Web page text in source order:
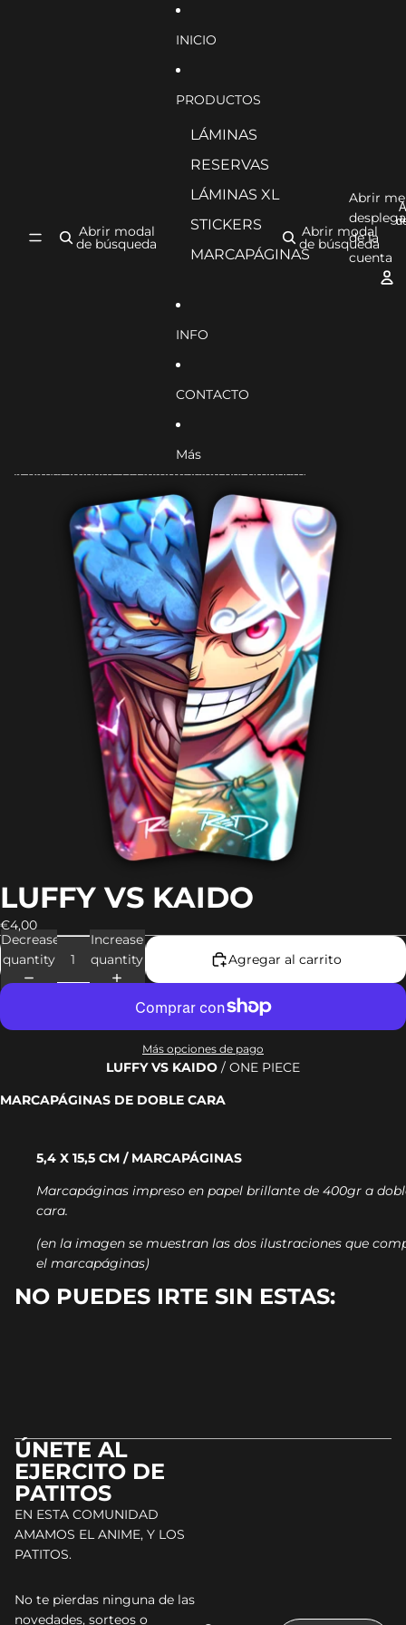
Abrir modal
de búsqueda
INICIO
PRODUCTOS
LÁMINAS
RESERVAS
LÁMINAS XL
STICKERS
MARCAPÁGINAS
INFO
CONTACTO
Más
Abrir modal
de búsqueda
Abrir
de la
cuenta
Ir directamente a la información del producto
LUFFY VS KAIDO
€4,00
Decrease
quantity
Increase
quantity
Agregar al carrito
Más opciones de pago
LUFFY VS KAIDO / ONE PIECE
MARCAPÁGINAS DE DOBLE CARA
5,4 X 15,5 CM / MARCAPÁGINAS
Marcapáginas impreso en papel brillante de 400gr a
cara.
(en la imagen se muestran las dos ilustraciones que
el marcapáginas)
NO PUEDES IRTE SIN ESTAS:
ÚNETE AL
EJERCITO DE
PATITOS
EN ESTA COMUNIDAD
AMAMOS EL ANIME, Y LOS
PATITOS.
No te pierdas ninguna de las
novedades, sorteos o